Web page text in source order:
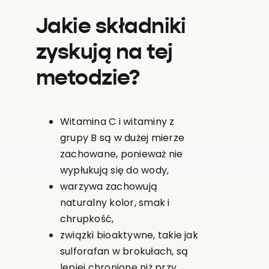
Jakie składniki
zyskują na tej
metodzie?
Witamina C i witaminy z
grupy B są w dużej mierze
zachowane, ponieważ nie
wypłukują się do wody,
warzywa zachowują
naturalny kolor, smak i
chrupkość,
związki bioaktywne, takie jak
sulforafan w brokułach, są